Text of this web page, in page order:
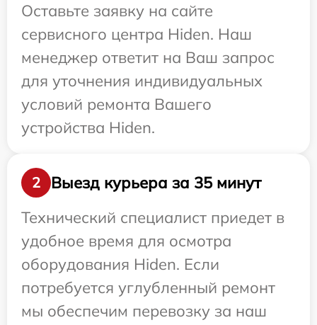
Оставьте заявку на сайте
сервисного центра Hiden. Наш
менеджер ответит на Ваш запрос
для уточнения индивидуальных
условий ремонта Вашего
устройства Hiden.
2
Выезд курьера за 35 минут
Технический специалист приедет в
удобное время для осмотра
оборудования Hiden. Если
потребуется углубленный ремонт
мы обеспечим перевозку за наш